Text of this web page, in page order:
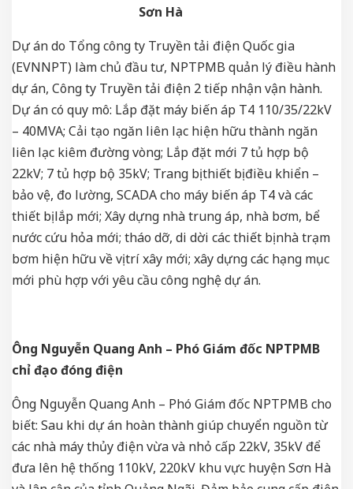
Sơn Hà
Dự án do Tổng công ty Truyền tải điện Quốc gia
(EVNNPT) làm chủ đầu tư, NPTPMB quản lý điều hành
dự án, Công ty Truyền tải điện 2 tiếp nhận vận hành.
Dự án có quy mô: Lắp đặt máy biến áp T4 110/35/22kV
– 40MVA; Cải tạo ngăn liên lạc hiện hữu thành ngăn
liên lạc kiêm đường vòng; Lắp đặt mới 7 tủ hợp bộ
22kV; 7 tủ hợp bộ 35kV; Trang bị thiết bị điều khiển –
bảo vệ, đo lường, SCADA cho máy biến áp T4 và các
thiết bị lắp mới; Xây dựng nhà trung áp, nhà bơm, bể
nước cứu hỏa mới; tháo dỡ, di dời các thiết bị nhà trạm
bơm hiện hữu về vị trí xây mới; xây dựng các hạng mục
mới phù hợp với yêu cầu công nghệ dự án.
Ông Nguyễn Quang Anh – Phó Giám đốc NPTPMB
chỉ đạo đóng điện
Ông Nguyễn Quang Anh – Phó Giám đốc NPTPMB cho
biết: Sau khi dự án hoàn thành giúp chuyển nguồn từ
các nhà máy thủy điện vừa và nhỏ cấp 22kV, 35kV để
đưa lên hệ thống 110kV, 220kV khu vực huyện Sơn Hà